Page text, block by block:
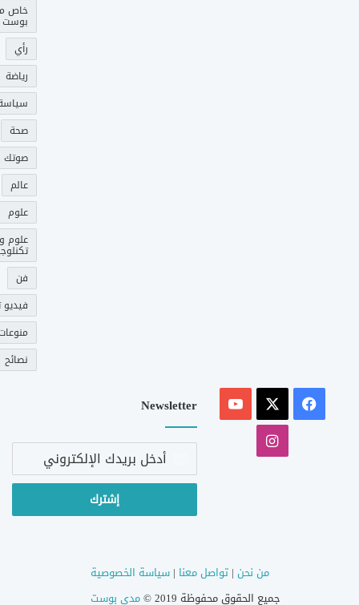
خاص
بوست
رأي
رياضة
صحة
عالم
علوم
علوم و
فن
فيديو
نصائح
فيسبوك
‫YouTube
انستقرام
Newsletter
أدخل
الإلكتروني
من نحن |تواصل معنا |سياسة الخصوصية
جميع الحقوق محفوظة 2019 ©
مدى بوست